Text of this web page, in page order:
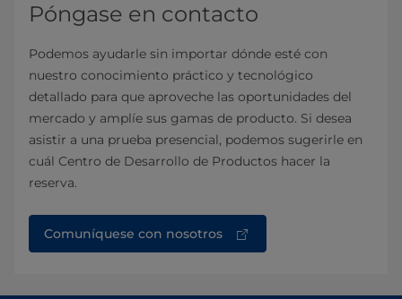
Póngase en contacto
Podemos ayudarle sin importar dónde esté con
nuestro conocimiento práctico y tecnológico
detallado para que aproveche las oportunidades del
mercado y amplíe sus gamas de producto. Si desea
asistir a una prueba presencial, podemos sugerirle en
cuál Centro de Desarrollo de Productos hacer la
reserva.
Comuníquese con nosotros